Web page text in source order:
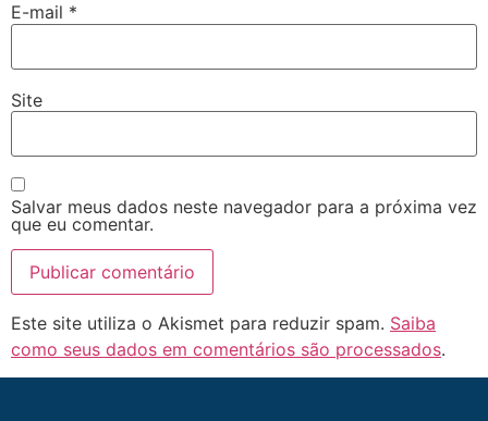
E-mail *
Site
Salvar meus dados neste navegador para a próxima vez
que eu comentar.
Este site utiliza o Akismet para reduzir spam. Saiba
como seus dados em comentários são processados.